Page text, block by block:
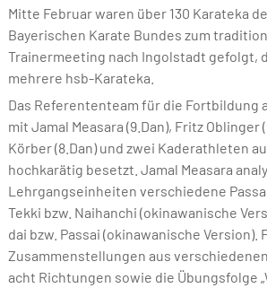
Mitte Februar waren über 130 Karateka
Bayerischen Karate Bundes zum
Trainermeeting nach Ingolstadt gefolgt,
mehrere hsb-Karateka.
Das Referententeam für die Fortbildung
mit Jamal Measara (9.Dan), Fritz Oblinger
Körber (8.Dan) und zwei Kaderathleten
hochkarätig besetzt. Jamal Measara
Lehrgangseinheiten verschiedene
Tekki bzw. Naihanchi (okinawanische
dai bzw. Passai (okinawanische
Zusammenstellungen aus
acht Richtungen sowie die Übungsfolge